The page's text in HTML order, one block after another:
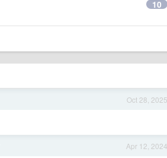
10
Oct 28, 2025
Apr 12, 2024